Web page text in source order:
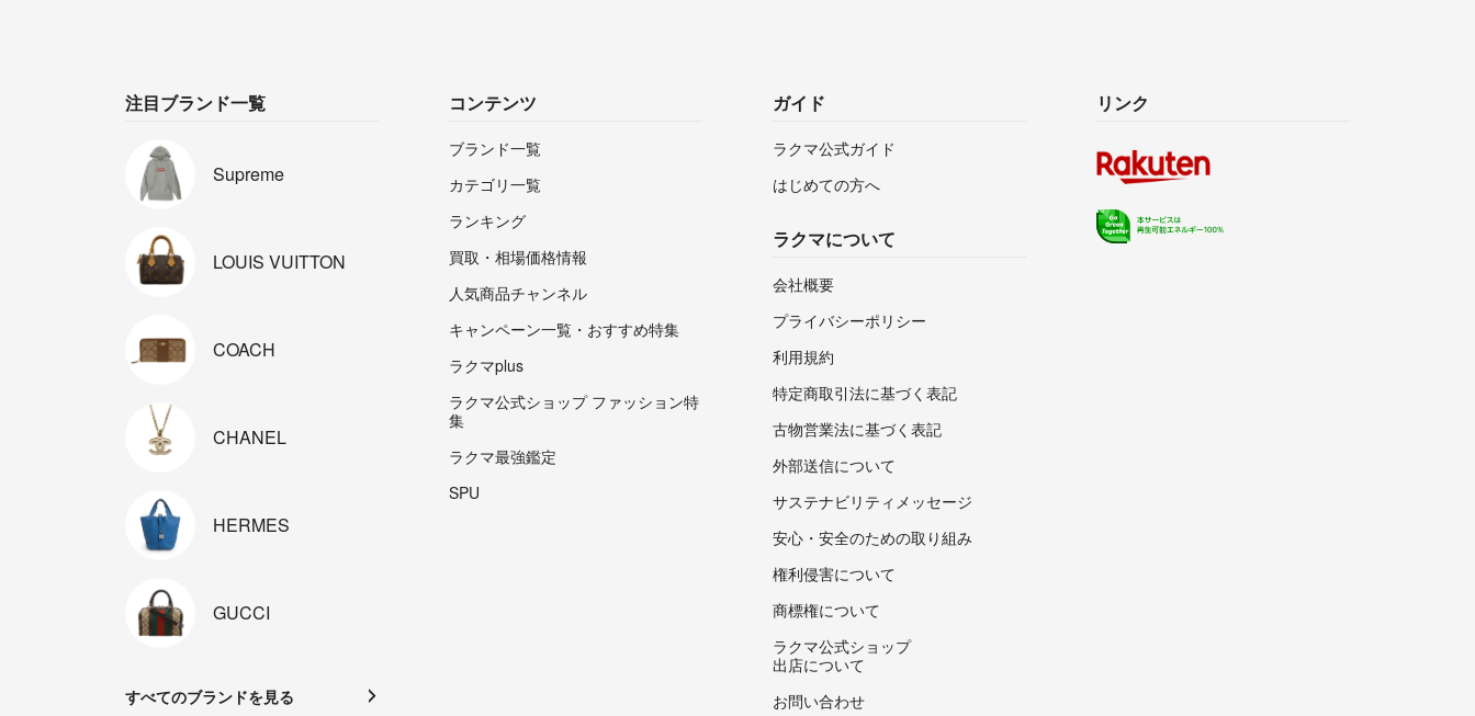
注目ブランド一覧
Supreme
LOUIS VUITTON
COACH
CHANEL
HERMES
GUCCI
すべてのブランドを見る
コンテンツ
ブランド一覧
カテゴリ一覧
ランキング
買取・相場価格情報
人気商品チャンネル
キャンペーン一覧・おすすめ特集
ラクマplus
ラクマ公式ショップ ファッション特
集
ラクマ最強鑑定
SPU
ガイド
ラクマ公式ガイド
はじめての方へ
ラクマについて
会社概要
プライバシーポリシー
利用規約
特定商取引法に基づく表記
古物営業法に基づく表記
外部送信について
サステナビリティメッセージ
安心・安全のための取り組み
権利侵害について
商標権について
ラクマ公式ショップ
出店について
お問い合わせ
リンク